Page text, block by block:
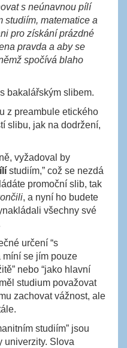
s neúnavnou pílí
studiím, matematice a
pro získání prázdné
pravda a aby se
spočívá blaho
bakalářským slibem.
z preambule etického
slibu, jak na dodržení,
vyžadoval by
studiím,” což se nezdá
promoční slib, tak
, a nyní ho budete
všechny své
určení “s
míní se jím pouze
nebo “jako hlavní
studium považovat
zachovat vážnost, ale
studiím” jsou
univerzity. Slova